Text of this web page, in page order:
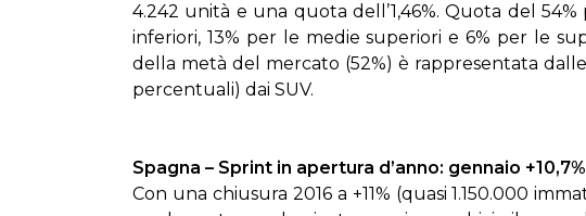
4.242 uni­tà e una quo­ta del­l’1,46%. Quo­ta del
in­fe­rio­ri, 13% per le me­die su­pe­rio­ri e 6% per le
del­la me­tà del mer­ca­to (52%) è rap­pre­sen­ta­ta
per­cen­tua­li) dai SUV.
Spa­gna – Sprint in aper­tu­ra d’an­no: gen­na­io +10,7%
Con una chiu­su­ra 2016 a +11% (qua­si 1.150.000